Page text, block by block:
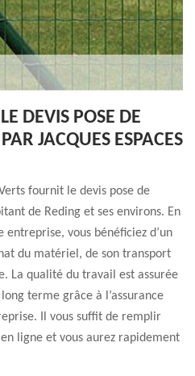
DEVIS POSE DE
JACQUES ESPACES
fournit le devis pose de
de Reding et ses environs. En
vous bénéficiez d’un
du matériel, de son transport
La qualité du travail est assurée
terme grâce à l’assurance
Il vous suffit de remplir
ligne et vous aurez rapidement